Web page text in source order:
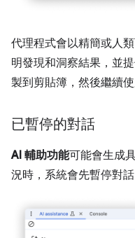
代理程式會以精簡或人
明發現和洞察結果，並
製到剪貼簿，然後繼續
已暫停的對話
AI 輔助功能可能會生成
況時，系統會先暫停對話